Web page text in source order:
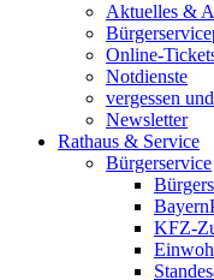
Aktuelles &
Online-
Notdienste
vergessen
Newsletter
Rathaus & Service
Bürgerservice
KFZ-